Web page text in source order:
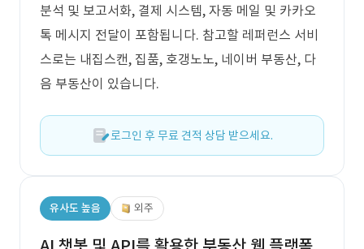
분석 및 보고서화, 결제 시스템, 자동 메일 및 카카오
톡 메시지 전달이 포함됩니다. 참고할 레퍼런스 서비
스로는 내집스캔, 집품, 호갱노노, 네이버 부동산, 다
음 부동산이 있습니다.
로그인 후 무료 견적 상담 받으세요.
유사도 높음 외주